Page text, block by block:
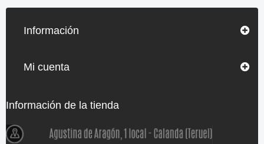
Información
Mi cuenta
Información de la tienda